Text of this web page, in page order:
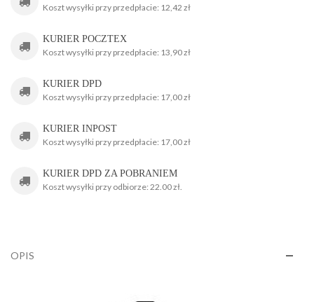
Koszt wysyłki przy przedpłacie: 12,42 zł
KURIER POCZTEX
Koszt wysyłki przy przedpłacie: 13,90 zł
KURIER DPD
Koszt wysyłki przy przedpłacie: 17,00 zł
KURIER INPOST
Koszt wysyłki przy przedpłacie: 17,00 zł
KURIER DPD ZA POBRANIEM
Koszt wysyłki przy odbiorze: 22.00 zł.
OPIS